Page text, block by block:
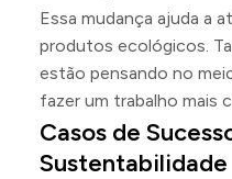
Essa mudança ajuda a
produtos ecológicos.
estão pensando no
fazer um trabalho mais
Casos de
Sustentabilidade